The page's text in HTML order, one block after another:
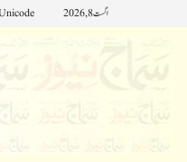
اگست 8, 2026